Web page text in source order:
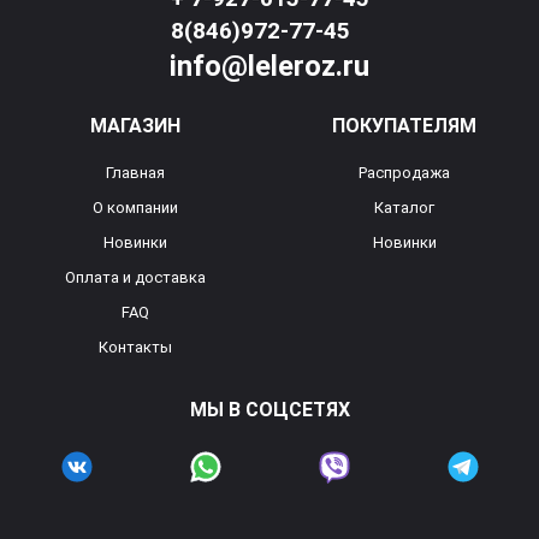
8(846)972-77-45
info@leleroz.ru
МАГАЗИН
Главная
О компании
Новинки
Оплата и доставка
FAQ
Контакты
ПОКУПАТЕЛЯМ
Распродажа
Каталог
Новинки
МЫ В СОЦСЕТЯХ